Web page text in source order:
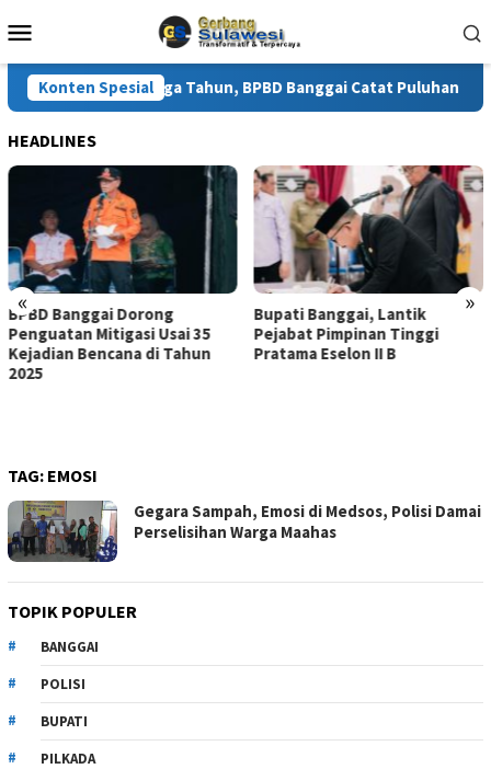
ke
Mobile
Konten Spesial
Kali Dalam Tiga Tahun, BPBD Banggai Catat Puluhan Rumah
HEADLINES
« »
BPBD Banggai Dorong
Penguatan Mitigasi Usai 35
Kejadian Bencana di Tahun
2025
Bupati Banggai, Lantik
Pejabat Pimpinan Tinggi
Pratama Eselon II B
TAG: EMOSI
Gegara Sampah, Emosi di Medsos, Polisi Damai
Perselisihan Warga Maahas
TOPIK POPULER
BANGGAI
POLISI
BUPATI
PILKADA